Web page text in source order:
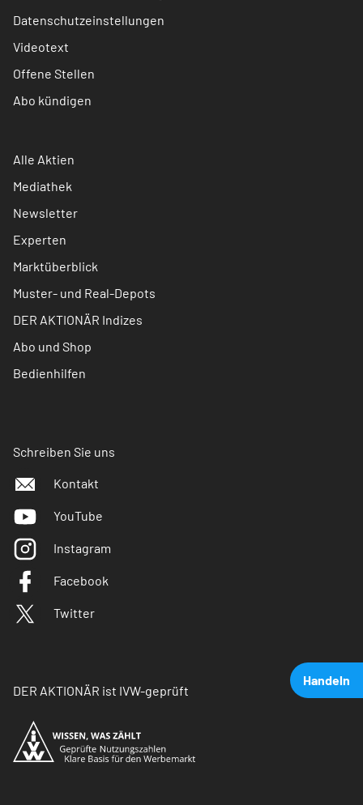
Handeln
Datenschutzeinstellungen
Videotext
Offene Stellen
Abo kündigen
Alle Aktien
Mediathek
Newsletter
Experten
Marktüberblick
Muster- und Real-Depots
DER AKTIONÄR Indizes
Abo und Shop
Bedienhilfen
Schreiben Sie uns
Kontakt
YouTube
Instagram
Facebook
Twitter
DER AKTIONÄR ist IVW-geprüft